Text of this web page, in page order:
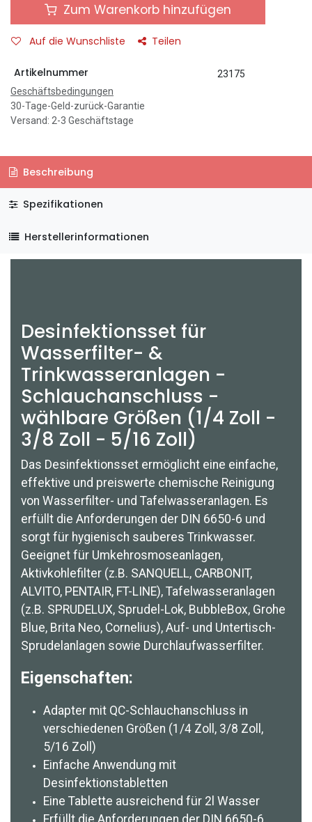
Zum Warenkorb hinzufügen
Auf die Wunschliste Teilen
Artikelnummer
23175
Geschäftsbedingungen
30-Tage-Geld-zurück-Garantie
Versand: 2-3 Geschäftstage
Beschreibung
Spezifikationen
Herstellerinformationen
Desinfektionsset für
Wasserfilter- &
Trinkwasseranlagen -
Schlauchanschluss -
wählbare Größen (1/4 Zoll -
3/8 Zoll - 5/16 Zoll)
Das Desinfektionsset ermöglicht eine einfache,
effektive und preiswerte chemische Reinigung
von Wasserfilter- und Tafelwasseranlagen. Es
erfüllt die Anforderungen der DIN 6650-6 und
sorgt für hygienisch sauberes Trinkwasser.
Geeignet für Umkehrosmoseanlagen,
Aktivkohlefilter (z.B. SANQUELL, CARBONIT,
ALVITO, PENTAIR, FT-LINE), Tafelwasseranlagen
(z.B. SPRUDELUX, Sprudel-Lok, BubbleBox, Grohe
Blue, Brita Neo, Cornelius), Auf- und Untertisch-
Sprudelanlagen sowie Durchlaufwasserfilter.
Eigenschaften:
Adapter mit QC-Schlauchanschluss in
verschiedenen Größen (1/4 Zoll, 3/8 Zoll,
5/16 Zoll)
Einfache Anwendung mit
Desinfektionstabletten
Eine Tablette ausreichend für 2l Wasser
Erfüllt die Anforderungen der DIN 6650-6